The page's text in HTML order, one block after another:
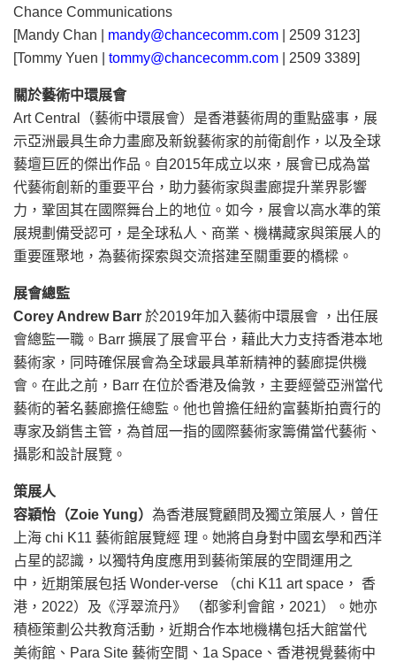
Chance Communications
[Mandy Chan | mandy@chancecomm.com | 2509 3123]
[Tommy Yuen | tommy@chancecomm.com | 2509 3389]
關於藝術中環展會
Art Central（藝術中環展會）是香港藝術周的重點盛事，展
示亞洲最具生命力畫廊及新銳藝術家的前衛創作，以及全球
藝壇巨匠的傑出作品。自2015年成立以來，展會已成為當
代藝術創新的重要平台，助力藝術家與畫廊提升業界影響
力，鞏固其在國際舞台上的地位。如今，展會以高水準的策
展規劃備受認可，是全球私人、商業、機構藏家與策展人的
重要匯聚地，為藝術探索與交流搭建至關重要的橋樑。
展會總監
Corey Andrew Barr 於2019年加入藝術中環展會 ，出任展
會總監一職。Barr 擴展了展會平台，藉此大力支持香港本地
藝術家，同時確保展會為全球最具革新精神的藝廊提供機
會。在此之前，Barr 在位於香港及倫敦，主要經營亞洲當代
藝術的著名藝廊擔任總監。他也曾擔任紐約富藝斯拍賣行的
專家及銷售主管，為首屈一指的國際藝術家籌備當代藝術、
攝影和設計展覽。
策展人
容穎怡（Zoie Yung） 為香港展覽顧問及獨立策展人，曾任
上海 chi K11 藝術館展覽經 理。她將自身對中國玄學和西洋
占星的認識，以獨特角度應用到藝術策展的空間運用之
中，近期策展包括 Wonder-verse （chi K11 art space， 香
港，2022）及《浮翠流丹》 （都爹利會館，2021）。她亦
積極策劃公共教育活動，近期合作本地機構包括大館當代
美術館、Para Site 藝術空間、1a Space、香港視覺藝術中